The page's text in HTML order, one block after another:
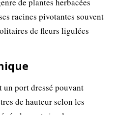
de plantes herbacées
racines pivotantes souvent
de fleurs ligulées
un port dressé pouvant
de hauteur selon les